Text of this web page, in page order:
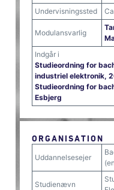
Undervisningssted
Modulansvarlig
Indgår i
Studieordning for
industriel elektronik,
Studieordning for
Esbjerg
ORGANISATION
Uddannelsesejer
Studienævn